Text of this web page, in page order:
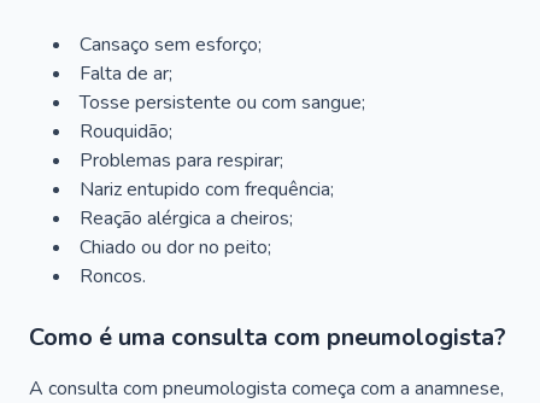
Cansaço sem esforço;
Falta de ar;
Tosse persistente ou com sangue;
Rouquidão;
Problemas para respirar;
Nariz entupido com frequência;
Reação alérgica a cheiros;
Chiado ou dor no peito;
Roncos.
Como é uma consulta com pneumologista?
A consulta com pneumologista começa com a anamnese,